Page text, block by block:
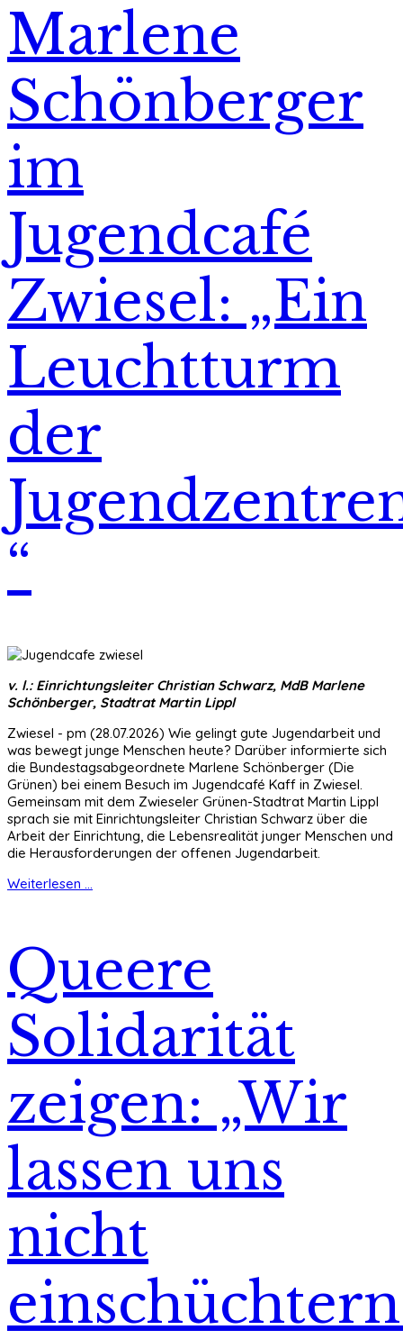
Marlene
Schönberger
im
Jugendcafé
Zwiesel: „Ein
Leuchtturm
der
“
v. l.: Einrichtungsleiter Christian Schwarz, MdB Marlene
Schönberger, Stadtrat Martin Lippl
Zwiesel - pm (28.07.2026) Wie gelingt gute Jugendarbeit und
was bewegt junge Menschen heute? Darüber informierte sich
die Bundestagsabgeordnete Marlene Schönberger (Die
Grünen) bei einem Besuch im Jugendcafé Kaff in Zwiesel.
Gemeinsam mit dem Zwieseler Grünen-Stadtrat Martin Lippl
sprach sie mit Einrichtungsleiter Christian Schwarz über die
Arbeit der Einrichtung, die Lebensrealität junger Menschen und
die Herausforderungen der offenen Jugendarbeit.
Weiterlesen ...
Queere
Solidarität
zeigen: „Wir
lassen uns
nicht